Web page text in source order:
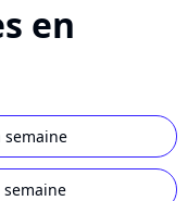
en
semaine
semaine